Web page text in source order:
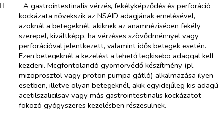
​
A gastrointestinalis vérzés, fekélyképződés és perforáció
kockázata növekszik az NSAID adagjának emelésével,
azoknál a betegeknél, akiknek az anamnézisében fekély
szerepel, kiváltképp, ha vérzéses szövődménnyel vagy
perforációval jelentkezett, valamint idős betegek esetén.
Ezen betegeknél a kezelést a lehető legkisebb adaggal kell
kezdeni. Megfontolandó gyomorvédő készítmény (pl.
mizoprosztol vagy proton pumpa gátló) alkalmazása ilyen
esetben, illetve olyan betegeknél, akik egyidejűleg kis adagú
acetilszalicilsav vagy más gastrointestinalis kockázatot
fokozó gyógyszeres kezelésben részesülnek.